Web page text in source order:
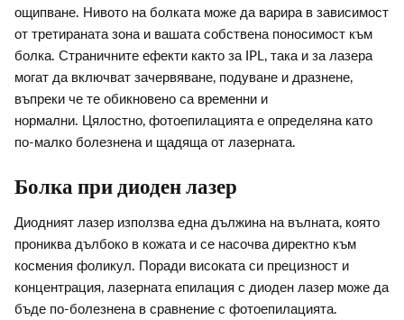
ощипване. Нивото на болката може да варира в зависимост
от третираната зона и вашата собствена поносимост към
болка. Страничните ефекти както за IPL, така и за лазера
могат да включват зачервяване, подуване и дразнене,
въпреки че те обикновено са временни и
нормални. Цялостно, фотоепилацията е определяна като
по-малко болезнена и щадяща от лазерната.
Болка при диоден лазер
Диодният лазер използва една дължина на вълната, която
прониква дълбоко в кожата и се насочва директно към
космения фоликул. Поради високата си прецизност и
концентрация, лазерната епилация с диоден лазер може да
бъде по-болезнена в сравнение с фотоепилацията.